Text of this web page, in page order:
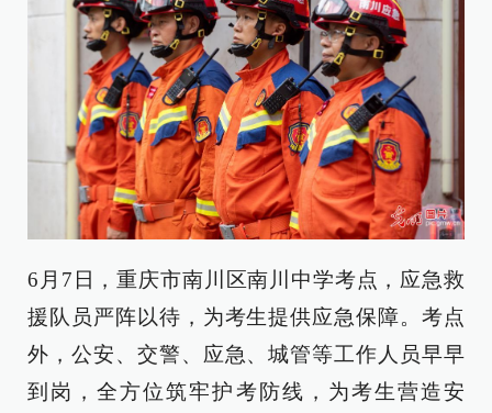
6月7日，重庆市南川区南川中学考点，应急救
援队员严阵以待，为考生提供应急保障。考点
外，公安、交警、应急、城管等工作人员早早
到岗，全方位筑牢护考防线，为考生营造安